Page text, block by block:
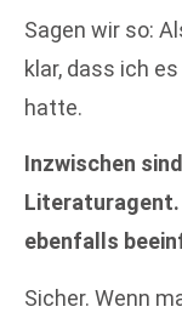
Sagen wir so:
klar, dass ich
hatte.
Inzwischen
Literaturagent.
ebenfalls
Sicher. Wenn